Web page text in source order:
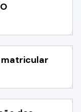
matricular